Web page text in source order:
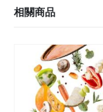
相關商品